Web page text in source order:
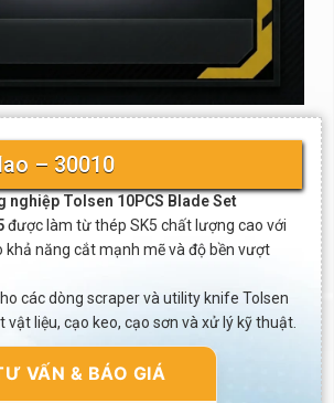
– 30010
nghiệp Tolsen 10PCS Blade Set
được làm từ thép SK5 chất lượng cao với
khả năng cắt mạnh mẽ và độ bền vượt
các dòng scraper và utility knife Tolsen
vật liệu, cạo keo, cạo sơn và xử lý kỹ thuật.
VẤN & BÁO GIÁ